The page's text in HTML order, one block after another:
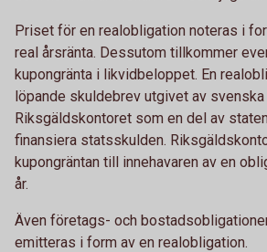
Priset för en realobligation noteras i
real årsränta. Dessutom tillkommer
kupongränta i likvidbeloppet. En
löpande skuldebrev utgivet av
Riksgäldskontoret som en del av
finansiera statsskulden.
kupongräntan till innehavaren av en
år.
Även företags- och
emitteras i form av en realobligation.